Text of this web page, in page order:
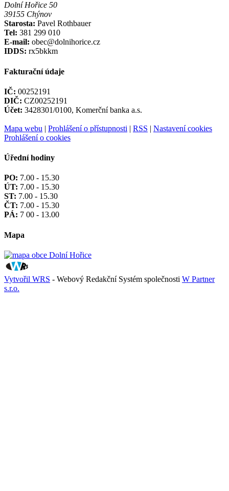
Dolní Hořice 50
39155 Chýnov
Starosta: Pavel Rothbauer
Tel: 381 299 010
E-mail: obec@dolnihorice.cz
IDDS: rx5bkkm
Fakturační údaje
IČ: 00252191
DIČ: CZ00252191
Účet: 3428301/0100, Komerční banka a.s.
Mapa webu | Prohlášení o přístupnosti | RSS | Nastavení cookies
Prohlášení o cookies
Úřední hodiny
PO: 7.00 - 15.30
ÚT: 7.00 - 15.30
ST: 7.00 - 15.30
ČT: 7.00 - 15.30
PÁ: 7 00 - 13.00
Mapa
Vytvořil WRS - Webový Redakční Systém společnosti W Partner
s.r.o.